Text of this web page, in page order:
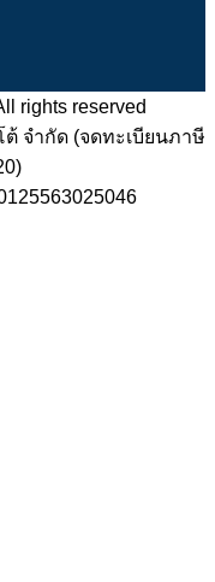
rights reserved
จำกัด (จดทะเบียนภาษี